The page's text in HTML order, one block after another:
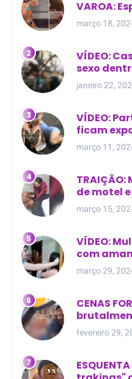
VAROA:
março 18,
VÍDEO:
sexo
cima de
janeiro 22,
VÍDEO:
ficam
Manaus
março 11,
de motel
com outra
março 15,
VÍDEO:
com
março 29,
CENAS
golpes de
fevereiro 29,